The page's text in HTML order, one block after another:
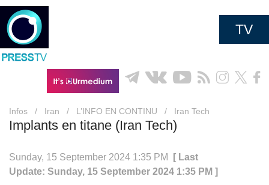
TV
Infos / Iran / L’INFO EN CONTINU / Iran Tech
Implants en titane (Iran Tech)
Sunday, 15 September 2024 1:35 PM
[ Last
Update: Sunday, 15 September 2024 1:35 PM ]